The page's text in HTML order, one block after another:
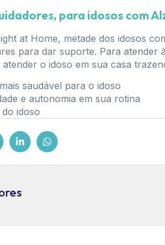
para idosos com
at Home, metade dos idosos
para dar suporte. Para atender
o idoso em sua casa
saudável para o idoso
e autonomia em sua rotina
idoso